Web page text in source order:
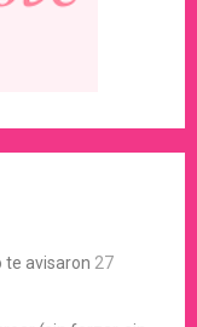
te avisaron 27